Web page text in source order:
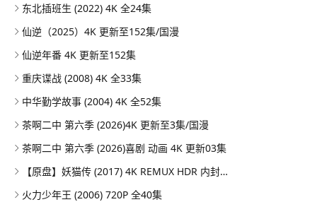
东北插班生 (2022) 4K 全24集
仙逆（2025）4K 更新至152集/国漫
仙逆年番 4K 更新至152集
重庆谍战 (2008) 4K 全33集
中华勤学故事 (2004) 4K 全52集
茶啊二中 第六季 (2026)4K 更新至3集/国漫
茶啊二中 第六季 (2026)喜剧 动画 4K 更新03集
【原盘】妖猫传 (2017) 4K REMUX HDR 内封简英双语字幕
火力少年王 (2006) 720P 全40集